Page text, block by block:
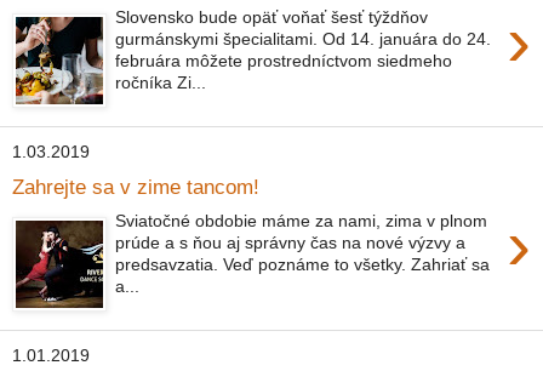
›
Slovensko bude opäť voňať šesť týždňov
gurmánskymi špecialitami. Od 14. januára do 24.
februára môžete prostredníctvom siedmeho
ročníka Zi...
1.03.2019
Zahrejte sa v zime tancom!
›
Sviatočné obdobie máme za nami, zima v plnom
prúde a s ňou aj správny čas na nové výzvy a
predsavzatia. Veď poznáme to všetky. Zahriať sa
a...
1.01.2019